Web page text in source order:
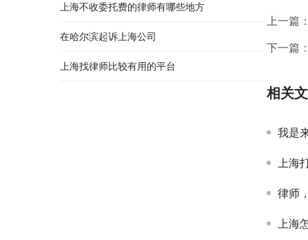
上一篇：
下一篇：
相关
我是
上海
律师，房
上海
上海不收委托费的律师有哪些地方
在哈尔滨起诉上海公司
上海找律师比较有用的平台